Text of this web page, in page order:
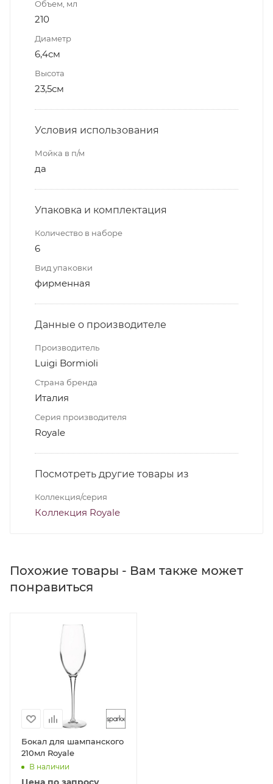
Объем, мл
210
Диаметр
6,4см
Высота
23,5см
Условия использования
Мойка в п/м
да
Упаковка и комплектация
Количество в наборе
6
Вид упаковки
фирменная
Данные о производителе
Производитель
Luigi Bormioli
Страна бренда
Италия
Серия производителя
Royale
Посмотреть другие товары из
Коллекция/серия
Коллекция Royale
Похожие товары - Вам также может
понравиться
Бокал для шампанского
210мл Royale
В наличии